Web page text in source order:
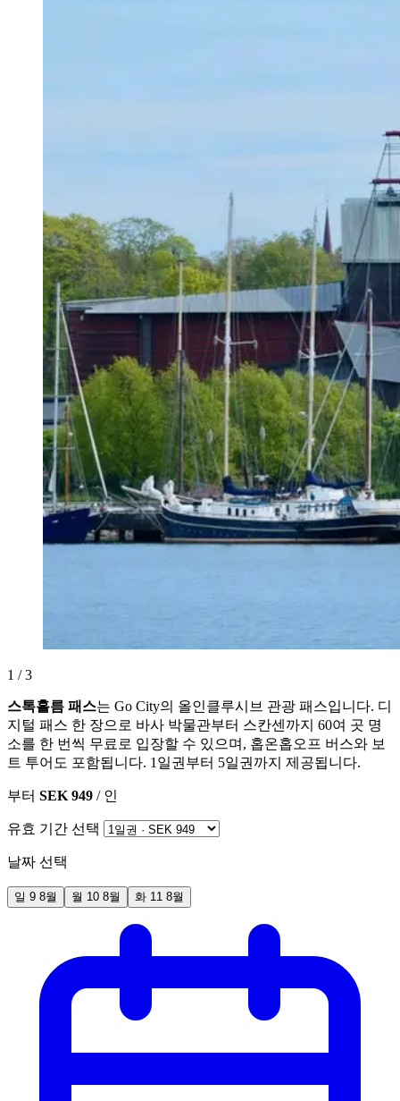
1 / 3
스톡홀름 패스는 Go City의 올인클루시브 관광 패스입니다. 디
지털 패스 한 장으로 바사 박물관부터 스칸센까지 60여 곳 명
소를 한 번씩 무료로 입장할 수 있으며, 홉온홉오프 버스와 보
트 투어도 포함됩니다. 1일권부터 5일권까지 제공됩니다.
부터 SEK 949 / 인
유효 기간 선택
날짜 선택
일 9 8월 월 10 8월 화 11 8월